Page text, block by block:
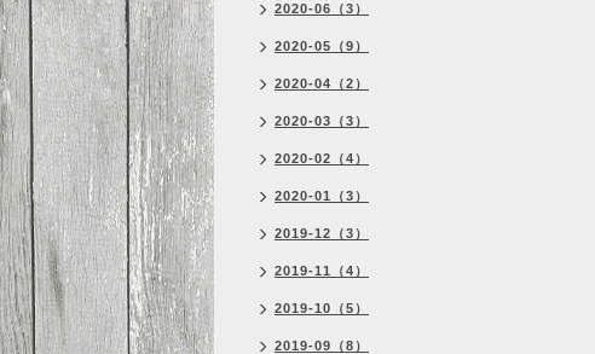
2020-06（3）
2020-05（9）
2020-04（2）
2020-03（3）
2020-02（4）
2020-01（3）
2019-12（3）
2019-11（4）
2019-10（5）
2019-09（8）